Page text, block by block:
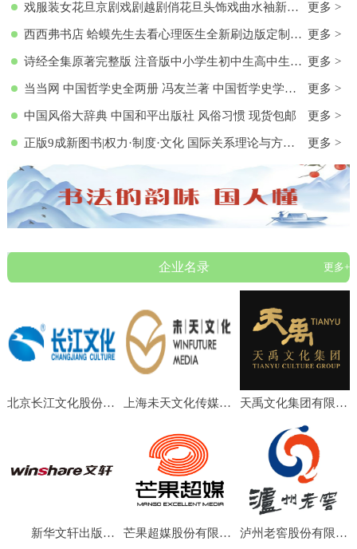
戏服装女花旦京剧戏剧越剧俏花旦头饰戏曲水袖新款黄梅戏服演出服 更多 >
西西弗书店 蛤蟆先生去看心理医生全新刷边版定制书特装书收藏书蛤蟆先生去看心理医生(纪念版) 白边版本 心理学入门 零基础心理学 更多 >
诗经全集原著完整版 注音版中小学生初中生高中生成人无删减305首诗经楚辞详解版拼音注析 中华藏书局译注解析鉴赏古诗词诠译书 更多 >
当当网 中国哲学史全两册 冯友兰著 中国哲学史学科的奠基之作 附录《中国哲学小史》 冯友兰之女宗璞首肯 正版书籍 更多 >
中国风俗大辞典 中国和平出版社 风俗习惯 现货包邮 更多 >
正版9成新图书|权力·制度·文化 国际关系理论与方法研究文集(第 更多 >
企业名录 更多+
北京长江文化股份有限公司 上海未天文化传媒有限公司 天禹文化集团有限公司
新华文轩出版传媒股份有限公司 芒果超媒股份有限公司 泸州老窖股份有限公司